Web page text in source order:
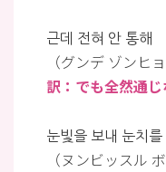
근데 전혀 안 통해
（グンデ ゾンヒ
訳：でも全然通じ
눈빛을 보내 눈치를
（ヌンビッスル